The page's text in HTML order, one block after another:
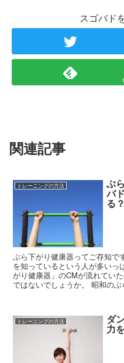
スゴバド
関連記事
トレーニングの方法 ぶ
バ
る？
ぶら下がり健康器ってご存知で
を知っているという人が多いっ
がり健康器」のCMが流れてい
ではないでしょうか。 昭和の
トレーニングの方法 ダ
力